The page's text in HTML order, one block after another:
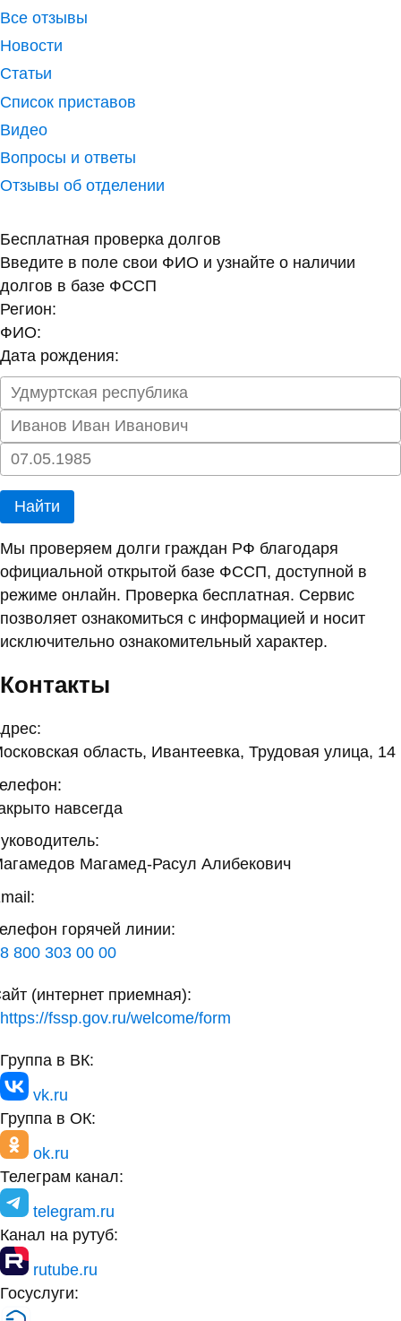
Все отзывы
Новости
Статьи
Список приставов
Видео
Вопросы и ответы
Отзывы об отделении
Бесплатная проверка долгов
Введите в поле свои ФИО и узнайте о наличии
долгов в базе ФССП
Регион:
ФИО:
Дата рождения:
Найти
Мы проверяем долги граждан РФ благодаря
официальной открытой базе ФССП, доступной в
режиме онлайн. Проверка бесплатная. Сервис
позволяет ознакомиться с информацией и носит
исключительно ознакомительный характер.
Контакты
область, Ивантеевка, Трудовая улица, 14
навсегда
Магамед-Расул Алибекович
горячей линии:
8 800 303 00 00
(интернет приемная):
https://fssp.gov.ru/welcome/form
Группа в ВК:
vk.ru
Группа в ОК:
ok.ru
Телеграм канал:
telegram.ru
Канал на рутуб:
rutube.ru
Госуслуги: